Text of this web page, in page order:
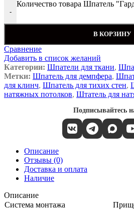
-
Количество товара Шпатель
В КОРЗИНУ
Сравнение
Добавить в список желаний
Категории: Шпатели для ткани,
Метки: Шпатель для демпфера,
для клинч, Шпатель для тихих стен,
натяжных потолков, Штатель для
Подписывайтесь
Описание
Отзывы (0)
Доставка и оплата
Наличие
Описание
Система монтажа